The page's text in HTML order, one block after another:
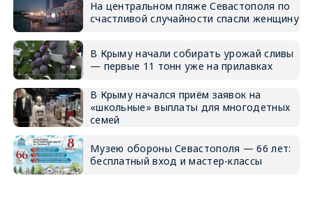
На центральном пляже Севастополя по
счастливой случайности спасли женщину
В Крыму начали собирать урожай сливы
— первые 11 тонн уже на прилавках
В Крыму начался приём заявок на
«школьные» выплаты для многодетных
семей
Музею обороны Севастополя — 66 лет:
бесплатный вход и мастер-классы